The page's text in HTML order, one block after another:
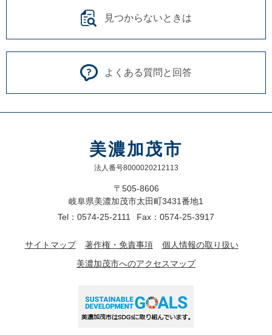
見つからないときは
よくある質問と回答
美濃加茂市
法人番号8000020212113
〒505-8606
岐阜県美濃加茂市太田町3431番地1
Tel：0574-25-2111
Fax：0574-25-3917
サイトマップ 著作権・免責事項
個人情報の取り扱い
美濃加茂市へのアクセスマップ